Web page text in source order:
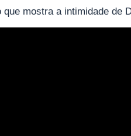
que mostra a intimidade de